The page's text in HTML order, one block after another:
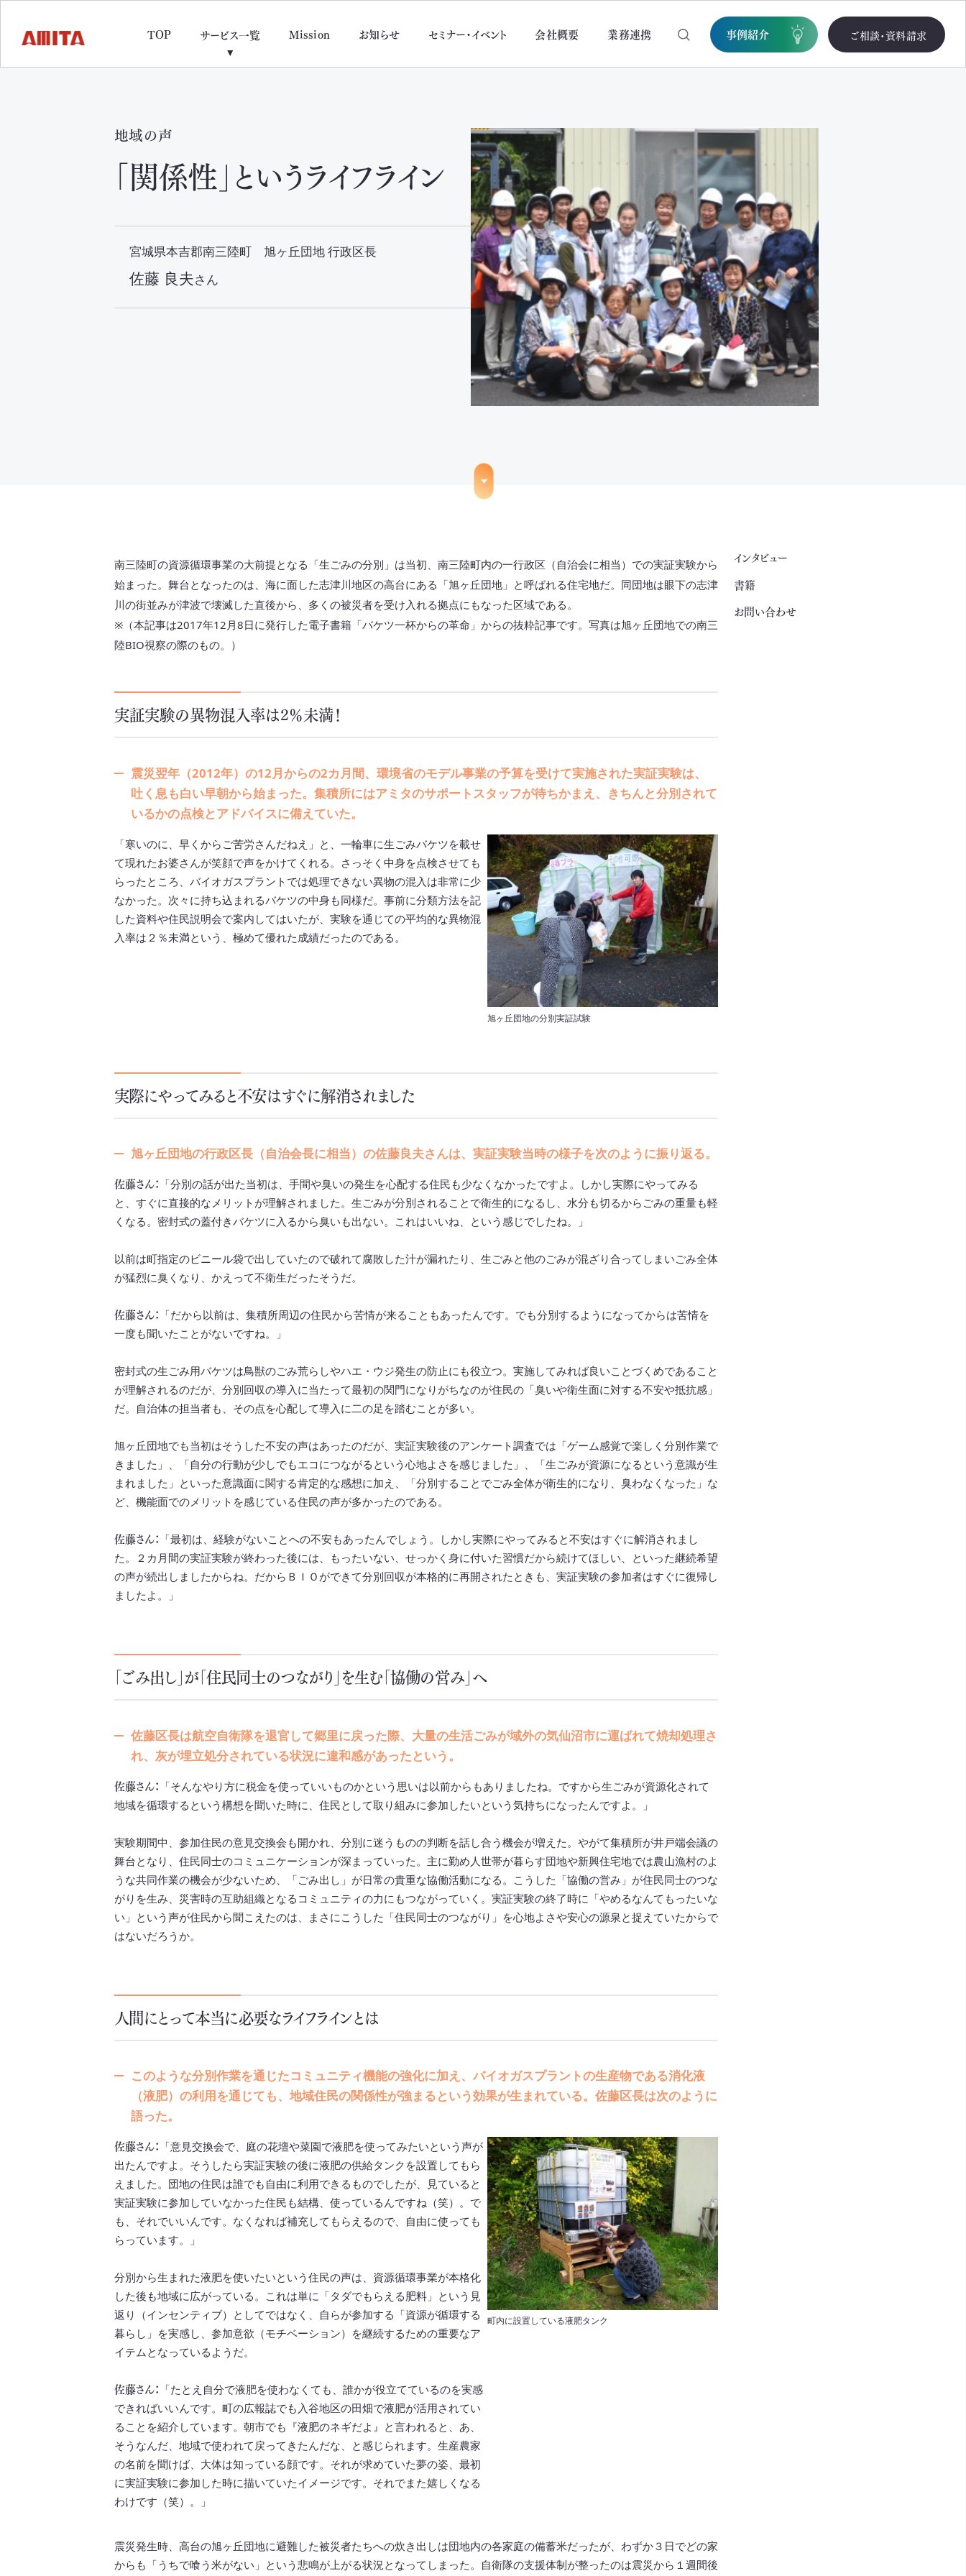
TOP サービス一覧 Mission お知らせ セミナー・イベント 会社概要 業務連携 事例紹介 ご相談・資料請求
地域の声
「関係性」というライフライン
宮城県本吉郡南三陸町 旭ヶ丘団地 行政区長
佐藤 良夫さん
インタビュー
書籍
お問い合わせ
南三陸町の資源循環事業の大前提となる「生ごみの分別」は当初、南三陸町内の一行政区（自治会に相当）での実証実験から
始まった。舞台となったのは、海に面した志津川地区の高台にある「旭ヶ丘団地」と呼ばれる住宅地だ。同団地は眼下の志津
川の街並みが津波で壊滅した直後から、多くの被災者を受け入れる拠点にもなった区域である。
※（本記事は2017年12月8日に発行した電子書籍「バケツ一杯からの革命 」からの抜粋記事です。写真は旭ヶ丘団地での南三
陸BIO視察の際のもの。）
実証実験の異物混入率は2％未満！
震災翌年（2012年）の12月からの2カ月間、環境省のモデル事業の予算を受けて実施された実証実験は、
吐く息も白い早朝から始まった。集積所にはアミタのサポートスタッフが待ちかまえ、きちんと分別されて
いるかの点検とアドバイスに備えていた。
「寒いのに、早くからご苦労さんだねえ」と、一輪車に生ごみバケツを載せ
て現れたお婆さんが笑顔で声をかけてくれる。さっそく中身を点検させても
らったところ、バイオガスプラントでは処理できない異物の混入は非常に少
なかった。次々に持ち込まれるバケツの中身も同様だ。事前に分類方法を記
した資料や住民説明会で案内してはいたが、実験を通じての平均的な異物混
入率は２％未満という、極めて優れた成績だったのである。
旭ヶ丘団地の分別実証試験
実際にやってみると不安はすぐに解消されました
旭ヶ丘団地の行政区長（自治会長に相当）の佐藤良夫さんは、実証実験当時の様子を次のように振り返る。
佐藤さん： 「分別の話が出た当初は、手間や臭いの発生を心配する住民も少なくなかったですよ。しかし実際にやってみる
と、すぐに直接的なメリットが理解されました。生ごみが分別されることで衛生的になるし、水分も切るからごみの重量も軽
くなる。密封式の蓋付きバケツに入るから臭いも出ない。これはいいね、という感じでしたね。」
以前は町指定のビニール袋で出していたので破れて腐敗した汁が漏れたり、生ごみと他のごみが混ざり合ってしまいごみ全体
が猛烈に臭くなり、かえって不衛生だったそうだ。
佐藤さん： 「だから以前は、集積所周辺の住民から苦情が来ることもあったんです。でも分別するようになってからは苦情を
一度も聞いたことがないですね。」
密封式の生ごみ用バケツは鳥獣のごみ荒らしやハエ・ウジ発生の防止にも役立つ。実施してみれば良いことづくめであること
が理解されるのだが、分別回収の導入に当たって最初の関門になりがちなのが住民の「臭いや衛生面に対する不安や抵抗感」
だ。自治体の担当者も、その点を心配して導入に二の足を踏むことが多い。
旭ヶ丘団地でも当初はそうした不安の声はあったのだが、実証実験後のアンケート調査では「ゲーム感覚で楽しく分別作業で
きました」、「自分の行動が少しでもエコにつながるという心地よさを感じました」、「生ごみが資源になるという意識が生
まれました」といった意識面に関する肯定的な感想に加え、「分別することでごみ全体が衛生的になり、臭わなくなった」な
ど、機能面でのメリットを感じている住民の声が多かったのである。
佐藤さん： 「最初は、経験がないことへの不安もあったんでしょう。しかし実際にやってみると不安はすぐに解消されまし
た。２カ月間の実証実験が終わった後には、もったいない、せっかく身に付いた習慣だから続けてほしい、といった継続希望
の声が続出しましたからね。だからＢＩＯができて分別回収が本格的に再開されたときも、実証実験の参加者はすぐに復帰し
ましたよ。」
「ごみ出し」が「住民同士のつながり」を生む「協働の営み」へ
佐藤区長は航空自衛隊を退官して郷里に戻った際、大量の生活ごみが域外の気仙沼市に運ばれて焼却処理さ
れ、灰が埋立処分されている状況に違和感があったという。
佐藤さん： 「そんなやり方に税金を使っていいものかという思いは以前からもありましたね。ですから生ごみが資源化されて
地域を循環するという構想を聞いた時に、住民として取り組みに参加したいという気持ちになったんですよ。」
実験期間中、参加住民の意見交換会も開かれ、分別に迷うものの判断を話し合う機会が増えた。やがて集積所が井戸端会議の
舞台となり、住民同士のコミュニケーションが深まっていった。主に勤め人世帯が暮らす団地や新興住宅地では農山漁村のよ
うな共同作業の機会が少ないため、「ごみ出し」が日常の貴重な協働活動になる。こうした「協働の営み」が住民同士のつな
がりを生み、災害時の互助組織となるコミュニティの力にもつながっていく。実証実験の終了時に「やめるなんてもったいな
い」という声が住民から聞こえたのは、まさにこうした「住民同士のつながり」を心地よさや安心の源泉と捉えていたからで
はないだろうか。
人間にとって本当に必要なライフラインとは
このような分別作業を通じたコミュニティ機能の強化に加え、バイオガスプラントの生産物である消化液
（液肥）の利用を通じても、地域住民の関係性が強まるという効果が生まれている。佐藤区長は次のように
語った。
佐藤さん： 「意見交換会で、庭の花壇や菜園で液肥を使ってみたいという声が
出たんですよ。そうしたら実証実験の後に液肥の供給タンクを設置してもら
えました。団地の住民は誰でも自由に利用できるものでしたが、見ていると
実証実験に参加していなかった住民も結構、使っているんですね（笑）。で
も、それでいいんです。なくなれば補充してもらえるので、自由に使っても
らっています。」
分別から生まれた液肥を使いたいという住民の声は、資源循環事業が本格化
した後も地域に広がっている。これは単に「タダでもらえる肥料」という見
返り（インセンティブ）としてではなく、自らが参加する「資源が循環する
暮らし」を実感し、参加意欲（モチベーション）を継続するための重要なア
イテムとなっているようだ。
佐藤さん： 「たとえ自分で液肥を使わなくても、誰かが役立てているのを実感
できればいいんです。町の広報誌でも入谷地区の田畑で液肥が活用されてい
ることを紹介しています。朝市でも『液肥のネギだよ』と言われると、あ、
そうなんだ、地域で使われて戻ってきたんだな、と感じられます。生産農家
の名前を聞けば、大体は知っている顔です。それが求めていた夢の姿、最初
に実証実験に参加した時に描いていたイメージです。それでまた嬉しくなる
わけです（笑）。」
町内に設置している液肥タンク
震災発生時、高台の旭ヶ丘団地に避難した被災者たちへの炊き出しは団地内の各家庭の備蓄米だったが、わずか３日でどの家
からも「うちで喰う米がない」という悲鳴が上がる状況となってしまった。自衛隊の支援体制が整ったのは震災から１週間後